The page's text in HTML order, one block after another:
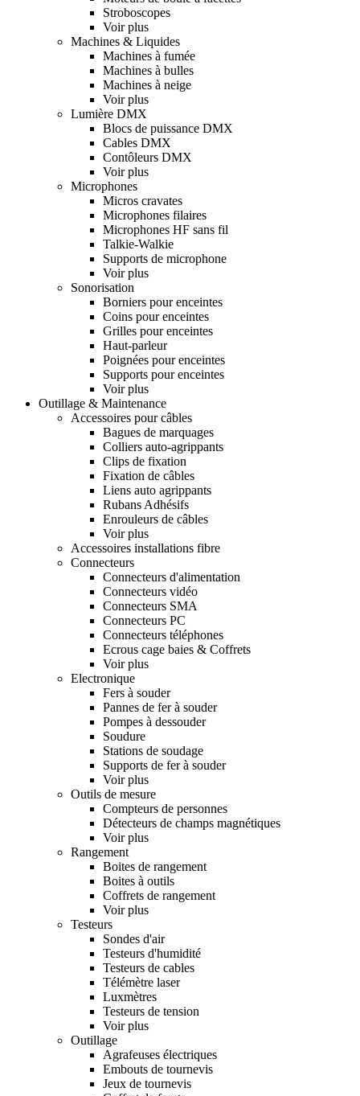
Stroboscopes
Voir plus
Machines & Liquides
Machines à fumée
Machines à bulles
Machines à neige
Voir plus
Lumière DMX
Blocs de puissance DMX
Cables DMX
Contôleurs DMX
Voir plus
Microphones
Micros cravates
Microphones filaires
Microphones HF sans fil
Talkie-Walkie
Supports de microphone
Voir plus
Sonorisation
Borniers pour enceintes
Coins pour enceintes
Grilles pour enceintes
Haut-parleur
Poignées pour enceintes
Supports pour enceintes
Voir plus
Outillage & Maintenance
Accessoires pour câbles
Bagues de marquages
Colliers auto-agrippants
Clips de fixation
Fixation de câbles
Liens auto agrippants
Rubans Adhésifs
Enrouleurs de câbles
Voir plus
Accessoires installations fibre
Connecteurs
Connecteurs d'alimentation
Connecteurs vidéo
Connecteurs SMA
Connecteurs PC
Connecteurs téléphones
Ecrous cage baies & Coffrets
Voir plus
Electronique
Fers à souder
Pannes de fer à souder
Pompes à dessouder
Soudure
Stations de soudage
Supports de fer à souder
Voir plus
Outils de mesure
Compteurs de personnes
Détecteurs de champs magnétiques
Voir plus
Rangement
Boites de rangement
Boites à outils
Coffrets de rangement
Voir plus
Testeurs
Sondes d'air
Testeurs d'humidité
Testeurs de cables
Télémètre laser
Luxmètres
Testeurs de tension
Voir plus
Outillage
Agrafeuses électriques
Embouts de tournevis
Jeux de tournevis